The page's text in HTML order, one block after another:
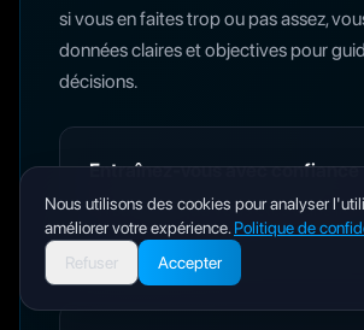
si vous en faites trop ou pas assez,
données claires et objectives pour
décisions.
Entraînez-vous avec confiance
en sachant que vous êtes dans la
pour progresser
Nous utilisons des cookies pour analyser
améliorer votre expérience. Politique de
Refuser
Accepter